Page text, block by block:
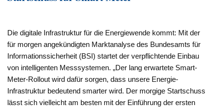
Die digitale Infrastruktur für die Energiewende kommt: Mit der
für morgen angekündigten Marktanalyse des Bundesamts für
Informationssicherheit (BSI) startet der verpflichtende Einbau
von intelligenten Messsystemen. „Der lang erwartete Smart-
Meter-Rollout wird dafür sorgen, dass unsere Energie-
Infrastruktur bedeutend smarter wird. Der morgige Startschuss
lässt sich vielleicht am besten mit der Einführung der ersten